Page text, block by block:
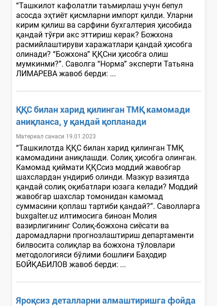
“Ташкилот кафолатли таъмирлаш учун бепул
асосда эҳтиёт қисмларни импорт қилди. Уларни
кирим қилиш ва сарфини бухгалтерия ҳисобида
қандай тўғри акс эттириш керак? Божхона
расмийлаштируви харажатлари қандай ҳисобга
олинади? “Божхона” ҚҚСни ҳисобга олиш
мумкинми?”. Саволга “Норма” эксперти Татьяна
ЛИМАРЕВА жавоб берди: ...
ҚҚС билан харид қилинган ТМҚ камомади
аниқланса, у қандай қопланади
Материал санаси 19.01.2023
“Ташкилотда ҚҚС билан харид қилинган ТМҚ
камомадини аниқлашди. Солиқ ҳисобга олинган.
Камомад қиймати ҚҚСсиз моддий жавобгар
шахслардан ундириб олинди. Мазкур вазиятда
қандай солиқ оқибатлари юзага келади? Моддий
жавобгар шахслар томонидан камомад
суммасини қоплаш тартиби қандай?”. Саволларга
buxgalter.uz илтимосига биноан Молия
вазирлигининг Солиқ-божхона сиёсати ва
даромадларни прогнозлаштириш департаменти
билвосита солиқлар ва божхона тўловлари
методологияси бўлими бошлиғи Баҳодир
БОЙҚАБИЛОВ жавоб берди: ...
Яроқсиз деталларни алмаштиришга фойда